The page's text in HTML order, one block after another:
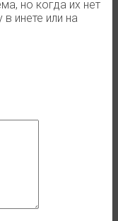
но когда их нет
инете или на